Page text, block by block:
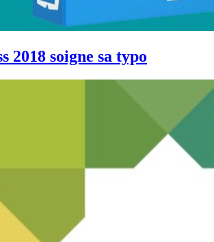
2018 soigne sa typo